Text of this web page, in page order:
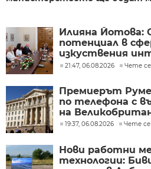
Илияна Йотова:
потенциал в
изкуствения
забелязва тези
21:47, 06.08.2026 Чете се
Премиерът
по телефона с
на
19:37, 06.08.2026 Чете се
Нови работни
технологии: